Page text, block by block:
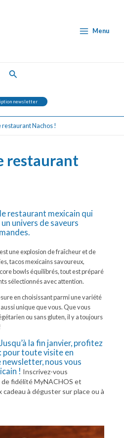
MenuMenu
Rechercher
newsletter
Nachos !
restaurant
restaurant mexicain qui
univers de saveurs
une explosion de fraîcheur et de
tacos mexicains savoureux,
bowls équilibrés, tout est préparé
sélectionnés avec attention.
en choisissant parmi une variété
unique que vous. Que vous
ou sans gluten, il y a toujours
Jusqu’à la fin janvier, profitez
pour toute visite en
nous vous
! Inscrivez-vous
fidélité MyNACHOS et
à déguster sur place ou à